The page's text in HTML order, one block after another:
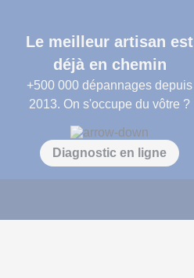
vous
Le meilleur artisan est
déjà en chemin
+500 000 dépannages depuis
2013. On s'occupe du vôtre ?
Diagnostic en ligne